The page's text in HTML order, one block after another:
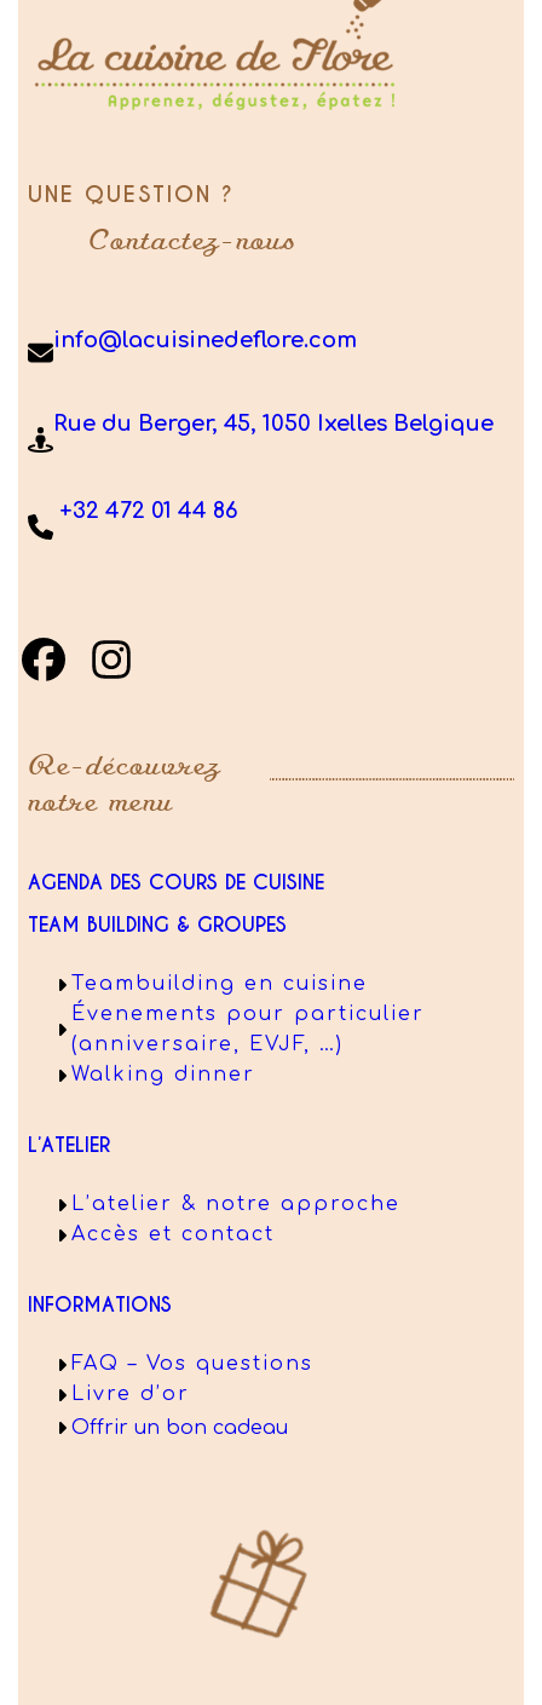
UNE QUESTION ?
Contactez-nous
info@lacuisinedeflore.com
Rue du Berger, 45, 1050 Ixelles Belgique
+32 472 01 44 86
Re-découvrez
notre menu
AGENDA DES COURS DE CUISINE
TEAM BUILDING & GROUPES
Teambuilding en cuisine
Évenements pour particulier
(anniversaire, EVJF, …)
Walking dinner
L’ATELIER
L’atelier & notre approche
Accès et contact
INFORMATIONS
FAQ – Vos questions
Livre d’or
Offrir un bon cadeau